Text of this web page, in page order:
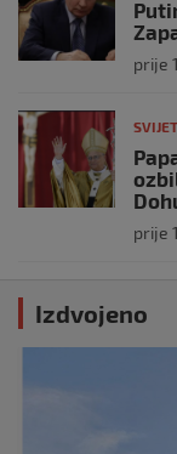
prije
SVIJET
prije
Izdvojeno